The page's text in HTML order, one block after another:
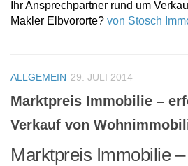
Ihr Ansprechpartner rund um
Makler Elbvororte? von Stosch
ALLGEMEIN 29. JULI 2014
Marktpreis Immobilie –
Verkauf von
Marktpreis Immobilie